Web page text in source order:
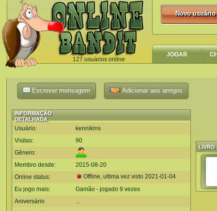
127 usuários online
`
Novo usuário
Novo usuário
JOGAR
Escrever mensagem Adicionar aos amigos
INFORMAÇÃO
DETALHADA
Usuário:
kennikins
Visitas:
90
Gênero:
Membro desde:
2015-08-20
Online status:
Offline, ultima vez visto 2021-01-04
Eu jogo mais:
Gamão - jogado 9 vezes
Aniversário
...
LIVRO